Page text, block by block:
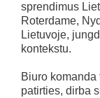
sprendimus
Roterdame,
Lietuvoje,
kontekstu.
Biuro
patirties, dirba